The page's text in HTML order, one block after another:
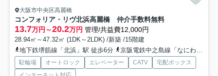
大阪市中央区高麗橋
コンフォリア・リヴ北浜高麗橋 仲介手数料無料
13.7万円～20.2万円 管理/共益費12,000円
28.94㎡～47.32㎡ (1DK～2LDK) /新築 /15階建
地下鉄堺筋線「北浜」駅 徒歩6分
京阪電鉄中之島線「なにわ橋」駅 徒歩9分
駐輪場 オートロック エレベーター CATV
宅配ボックス